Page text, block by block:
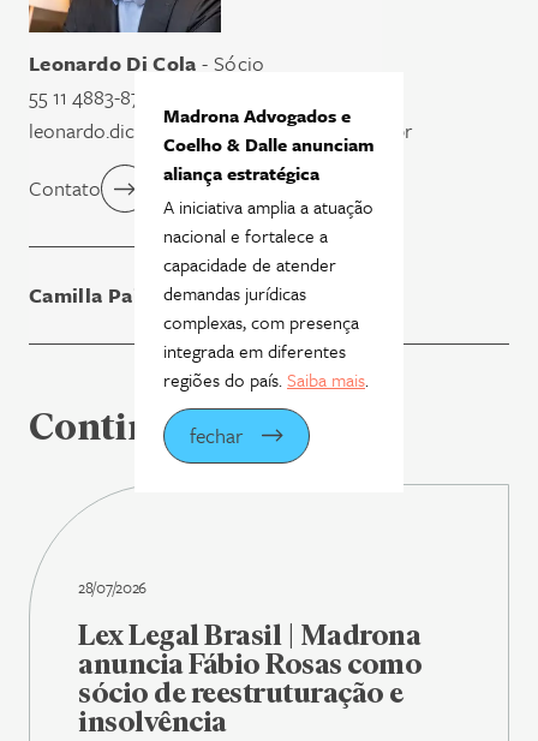
Leonardo Di Cola - Sócio
55 11 4883-8796
leonardo.dicola@madronaadvogados.com.br
Contato
Camilla Paiva - Associada
Continue lendo
28/07/2026
Lex Legal Brasil | Madrona
anuncia Fábio Rosas como
sócio de reestruturação e
insolvência
Madrona Advogados e
Coelho & Dalle anunciam
aliança estratégica
A iniciativa amplia a atuação
nacional e fortalece a
capacidade de atender
demandas jurídicas
complexas, com presença
integrada em diferentes
regiões do país.Saiba mais.
fechar